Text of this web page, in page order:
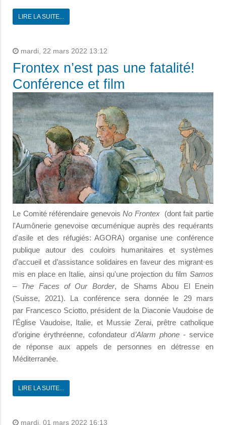
LIRE LA SUITE...
mardi, 22 mars 2022 13:12
Frontex n’est pas une fatalité!
Conférence et film
Le Comité référendaire genevoisNo Frontex(dont fait partie
l'Aumônerie genevoise œcuménique auprès des requérants
d'asile et des réfugiés: AGORA) organise une conférence
publique autour des couloirs humanitaires et systèmes
d’accueil et d’assistance solidaires en faveur des migrant·es
mis en place en Italie, ainsi qu'une projection du film Samos
– The Faces of Our Border, de Shams Abou El Enein
(Suisse, 2021). La conférence sera donnée le 29 mars
par Francesco Sciotto, président de la Diaconie Vaudoise de
l’Église Vaudoise, Italie, et Mussie Zerai, prêtre catholique
d’origine érythréenne, cofondateur d’Alarm phone - service
de réponse aux appels de personnes en détresse en
Méditerranée.
LIRE LA SUITE...
mardi, 01 mars 2022 16:13